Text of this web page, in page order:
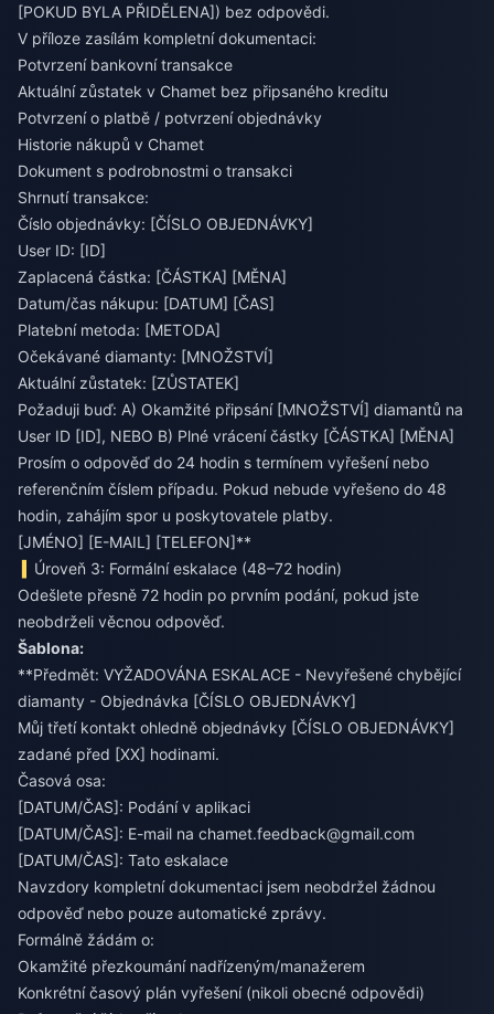
[POKUD BYLA PŘIDĚLENA]) bez odpovědi.
V příloze zasílám kompletní dokumentaci:
Potvrzení bankovní transakce
Aktuální zůstatek v Chamet bez připsaného kreditu
Potvrzení o platbě / potvrzení objednávky
Historie nákupů v Chamet
Dokument s podrobnostmi o transakci
Shrnutí transakce:
Číslo objednávky: [ČÍSLO OBJEDNÁVKY]
User ID: [ID]
Zaplacená částka: [ČÁSTKA] [MĚNA]
Datum/čas nákupu: [DATUM] [ČAS]
Platební metoda: [METODA]
Očekávané diamanty: [MNOŽSTVÍ]
Aktuální zůstatek: [ZŮSTATEK]
Požaduji buď: A) Okamžité připsání [MNOŽSTVÍ] diamantů na
User ID [ID], NEBO B) Plné vrácení částky [ČÁSTKA] [MĚNA]
Prosím o odpověď do 24 hodin s termínem vyřešení nebo
referenčním číslem případu. Pokud nebude vyřešeno do 48
hodin, zahájím spor u poskytovatele platby.
[JMÉNO] [E-MAIL] [TELEFON]**
Úroveň 3: Formální eskalace (48–72 hodin)
Odešlete přesně 72 hodin po prvním podání, pokud jste
neobdrželi věcnou odpověď.
Šablona:
**Předmět: VYŽADOVÁNA ESKALACE - Nevyřešené chybějící
diamanty - Objednávka [ČÍSLO OBJEDNÁVKY]
Můj třetí kontakt ohledně objednávky [ČÍSLO OBJEDNÁVKY]
zadané před [XX] hodinami.
Časová osa:
[DATUM/ČAS]: Podání v aplikaci
[DATUM/ČAS]: E-mail na chamet.feedback@gmail.com
[DATUM/ČAS]: Tato eskalace
Navzdory kompletní dokumentaci jsem neobdržel žádnou
odpověď nebo pouze automatické zprávy.
Formálně žádám o:
Okamžité přezkoumání nadřízeným/manažerem
Konkrétní časový plán vyřešení (nikoli obecné odpovědi)